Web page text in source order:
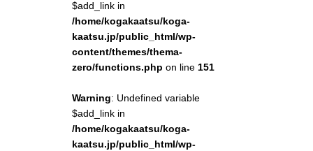
$add_link in
/home/kogakaatsu/koga-
kaatsu.jp/public_html/wp-
content/themes/thema-
zero/functions.php on line 151
Warning: Undefined variable
$add_link in
/home/kogakaatsu/koga-
kaatsu.jp/public_html/wp-